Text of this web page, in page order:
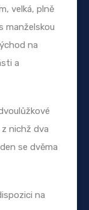
velká, plně
manželskou
na
a
nichž dva
se dvěma
na